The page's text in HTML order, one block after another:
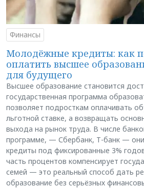
Финансы
Молодёжные кредиты: как
оплатить высшее
для будущего
Высшее образование становится
государственная программа
позволяет подросткам оплачивать
льготной ставке, а возвращать
выхода на рынок труда. В числе
программе, — Сбербанк, Т-банк —
кредиты под фиксированные 3%
часть процентов компенсирует
семей — это реальный способ дать
образование без серьёзных